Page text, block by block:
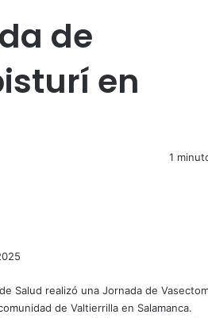
de
en
1
Salud realizó una Jornada de
de Valtierrilla en Salamanca.